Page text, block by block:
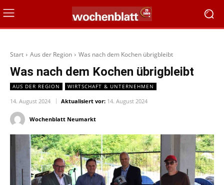
Start Aus der Region Was nach dem Kochen übrigbleibt
Was nach dem Kochen übrigbleibt
AUS DER REGION WIRTSCHAFT & UNTERNEHMEN
14. August 2024 Aktualisiert vor: 14. August 2024
Wochenblatt Neumarkt